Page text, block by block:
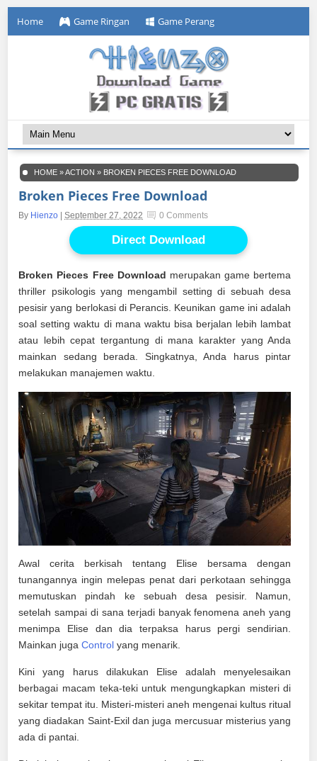
Home Game Ringan Game Perang
HOME »ACTION » BROKEN PIECES FREE DOWNLOAD
Broken Pieces Free Download
By Hienzo |September 27, 2022 0 Comments
Direct Download
Broken Pieces Free Download merupakan game bertema
thriller psikologis yang mengambil setting di sebuah desa
pesisir yang berlokasi di Perancis. Keunikan game ini adalah
soal setting waktu di mana waktu bisa berjalan lebih lambat
atau lebih cepat tergantung di mana karakter yang Anda
mainkan sedang berada. Singkatnya, Anda harus pintar
melakukan manajemen waktu.
Awal cerita berkisah tentang Elise bersama dengan
tunangannya ingin melepas penat dari perkotaan sehingga
memutuskan pindah ke sebuah desa pesisir. Namun,
setelah sampai di sana terjadi banyak fenomena aneh yang
menimpa Elise dan dia terpaksa harus pergi sendirian.
Mainkan jugaControl yang menarik.
Kini yang harus dilakukan Elise adalah menyelesaikan
berbagai macam teka-teki untuk mengungkapkan misteri di
sekitar tempat itu. Misteri-misteri aneh mengenai kultus ritual
yang diadakan Saint-Exil dan juga mercusuar misterius yang
ada di pantai.